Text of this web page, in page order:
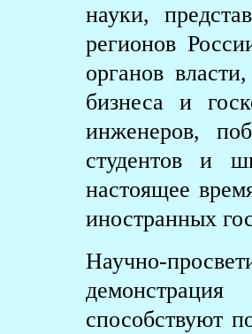
науки,
регионов
органов
бизнеса и
инженеров,
студентов и
настоящее
иностранных
Научно-
способствуют